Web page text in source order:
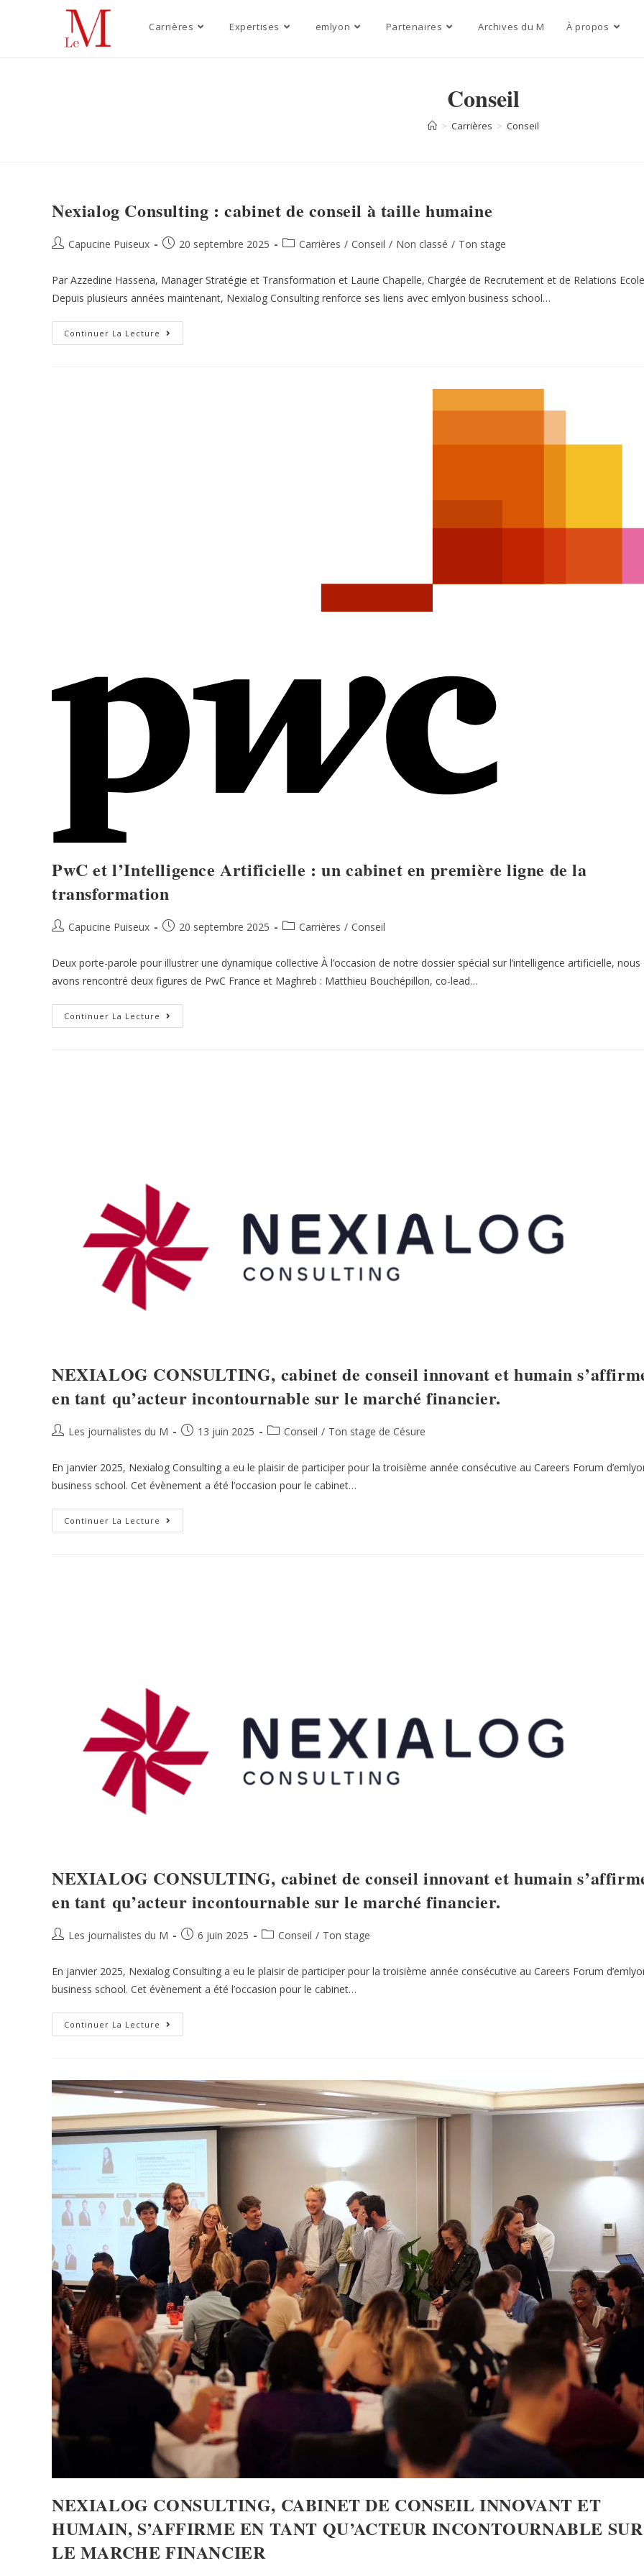
Carrières Expertises emlyon Partenaires Archives du M À propos
Conseil
> Carrières > Conseil
Nexialog Consulting : cabinet de conseil à taille humaine
Capucine Puiseux 20 septembre 2025 Carrières / Conseil / Non classé / Ton stage
Par Azzedine Hassena, Manager Stratégie et Transformation et Laurie Chapelle, Chargée de Recrutement et de Relations
Depuis plusieurs années maintenant, Nexialog Consulting renforce ses liens avec emlyon business school…
Continuer La Lecture
PwC et l’Intelligence Artificielle : un cabinet en première ligne de la
transformation
Capucine Puiseux 20 septembre 2025 Carrières / Conseil
Deux porte-parole pour illustrer une dynamique collective À l’occasion de notre dossier spécial sur l’intelligence artificielle, nous
avons rencontré deux figures de PwC France et Maghreb : Matthieu Bouchépillon, co-lead…
Continuer La Lecture
NEXIALOG CONSULTING, cabinet de conseil innovant et humain
en tant qu’acteur incontournable sur le marché financier.
Les journalistes du M 13 juin 2025 Conseil / Ton stage de Césure
En janvier 2025, Nexialog Consulting a eu le plaisir de participer pour la troisième année consécutive au Careers Forum
business school. Cet évènement a été l’occasion pour le cabinet…
Continuer La Lecture
NEXIALOG CONSULTING, cabinet de conseil innovant et humain
en tant qu’acteur incontournable sur le marché financier.
Les journalistes du M 6 juin 2025 Conseil / Ton stage
En janvier 2025, Nexialog Consulting a eu le plaisir de participer pour la troisième année consécutive au Careers Forum
business school. Cet évènement a été l’occasion pour le cabinet…
Continuer La Lecture
NEXIALOG CONSULTING, CABINET DE CONSEIL INNOVANT ET
HUMAIN, S’AFFIRME EN TANT QU’ACTEUR INCONTOURNABLE SUR
LE MARCHE FINANCIER